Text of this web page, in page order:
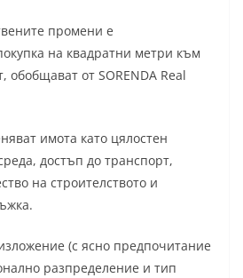
промени е
на квадратни метри към
обобщават от SORENDA Real
имота като цялостен
достъп до транспорт,
на строителството и
(с ясно предпочитание
разпределение и тип